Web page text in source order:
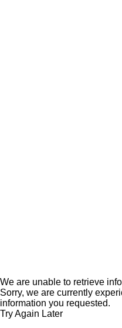
We are unable to retrieve
Sorry, we are currently
information you requested.
Try Again Later